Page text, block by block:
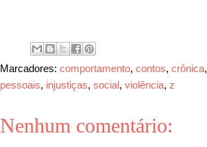
Marcadores: comportamento, contos, crônica,
pessoais, injustiças, social, violência, z
Nenhum comentário: